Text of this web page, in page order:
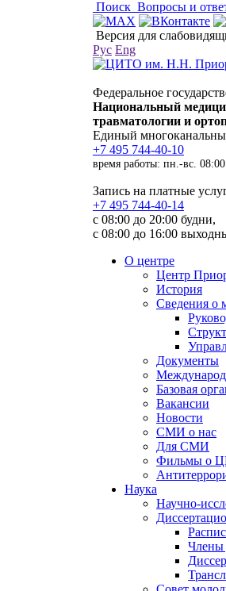
Поиск Вопросы и
Версия для
Рус Eng
Федеральное
Национальный
травматологии и
Единый
+7 495 744-40-10
время работы: пн.-вс.
Запись на платные
+7 495 744-40-14
с 08:00 до 20:00 будни,
с 08:00 до 16:00
О центре
Центр
История
Сведения о
Документы
Базовая
Вакансии
Новости
СМИ о нас
Для СМИ
Фильмы о
Наука
Научно-
Члены